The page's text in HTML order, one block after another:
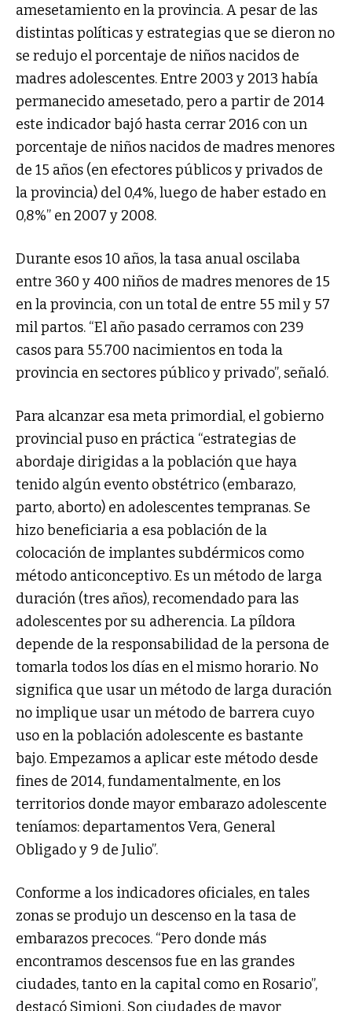
amesetamiento en la provincia. A pesar de las
distintas políticas y estrategias que se dieron no
se redujo el porcentaje de niños nacidos de
madres adolescentes. Entre 2003 y 2013 había
permanecido amesetado, pero a partir de 2014
este indicador bajó hasta cerrar 2016 con un
porcentaje de niños nacidos de madres menores
de 15 años (en efectores públicos y privados de
la provincia) del 0,4%, luego de haber estado en
0,8%” en 2007 y 2008.
Durante esos 10 años, la tasa anual oscilaba
entre 360 y 400 niños de madres menores de 15
en la provincia, con un total de entre 55 mil y 57
mil partos. “El año pasado cerramos con 239
casos para 55.700 nacimientos en toda la
provincia en sectores público y privado”, señaló.
Para alcanzar esa meta primordial, el gobierno
provincial puso en práctica “estrategias de
abordaje dirigidas a la población que haya
tenido algún evento obstétrico (embarazo,
parto, aborto) en adolescentes tempranas. Se
hizo beneficiaria a esa población de la
colocación de implantes subdérmicos como
método anticonceptivo. Es un método de larga
duración (tres años), recomendado para las
adolescentes por su adherencia. La píldora
depende de la responsabilidad de la persona de
tomarla todos los días en el mismo horario. No
significa que usar un método de larga duración
no implique usar un método de barrera cuyo
uso en la población adolescente es bastante
bajo. Empezamos a aplicar este método desde
fines de 2014, fundamentalmente, en los
territorios donde mayor embarazo adolescente
teníamos: departamentos Vera, General
Obligado y 9 de Julio”.
Conforme a los indicadores oficiales, en tales
zonas se produjo un descenso en la tasa de
embarazos precoces. “Pero donde más
encontramos descensos fue en las grandes
ciudades, tanto en la capital como en Rosario”,
destacó Simioni. Son ciudades de mayor